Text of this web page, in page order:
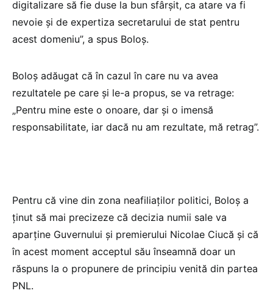
digitalizare să fie duse la bun sfârșit, ca atare va fi
nevoie și de expertiza secretarului de stat pentru
acest domeniu”, a spus Boloș.
Boloș adăugat că în cazul în care nu va avea
rezultatele pe care și le-a propus, se va retrage:
„Pentru mine este o onoare, dar și o imensă
responsabilitate, iar dacă nu am rezultate, mă retrag”.
Pentru că vine din zona neafiliaților politici, Boloș a
ținut să mai precizeze că decizia numii sale va
aparține Guvernului și premierului Nicolae Ciucă și că
în acest moment acceptul său înseamnă doar un
răspuns la o propunere de principiu venită din partea
PNL.